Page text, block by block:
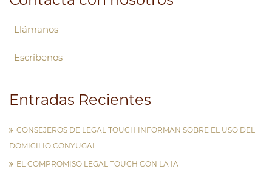
Llámanos
Escríbenos
Entradas Recientes
CONSEJEROS DE LEGAL TOUCH INFORMAN SOBRE EL USO DEL
DOMICILIO CONYUGAL
EL COMPROMISO LEGAL TOUCH CON LA IA